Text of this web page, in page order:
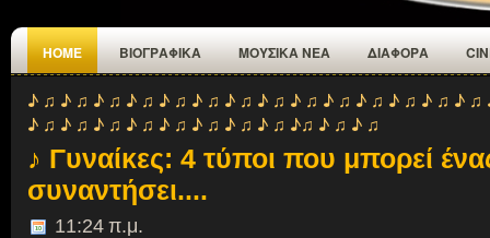
HOME ΒΙΟΓΡΑΦΙΚΑ ΜΟΥΣΙΚΑ ΝΕΑ ΔΙΑΦΟΡΑ
♪ ♫ ♪ ♫ ♪ ♫ ♪ ♫ ♪ ♫ ♪ ♫ ♪ ♫ ♪ ♫ ♪ ♫ ♪ ♫ ♪ ♫ ♪ ♫ ♪ ♫ ♪
♪ ♫ ♪ ♫ ♪ ♫ ♪ ♫ ♪ ♫ ♪ ♫ ♪ ♫ ♪ ♫ ♪♫ ♪ ♫ ♪ ♫
♪ Γυναίκες: 4 τύποι που μπορεί
συναντήσει....
11:24 π.μ.